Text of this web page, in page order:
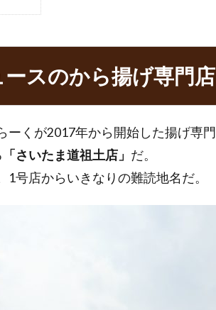
スのから揚げ専門店
ーくが2017年から開始した揚げ専門
「さいたま道祖土店」 だ。
1号店からいきなりの難読地名だ。